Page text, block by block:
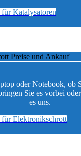
Katalysatoren
oder Notebook, ob
Sie es vorbei
es uns.
für Elektronikschrott